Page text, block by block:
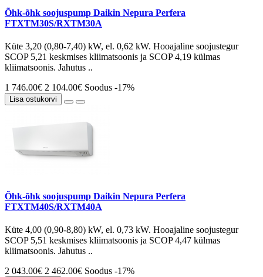
Õhk-õhk soojuspump Daikin Nepura Perfera
FTXTM30S/RXTM30A
Küte 3,20 (0,80-7,40) kW, el. 0,62 kW. Hooajaline soojustegur
SCOP 5,21 keskmises kliimatsoonis ja SCOP 4,19 külmas
kliimatsoonis. Jahutus ..
1 746.00€ 2 104.00€ Soodus -17%
Lisa ostukorvi
Õhk-õhk soojuspump Daikin Nepura Perfera
FTXTM40S/RXTM40A
Küte 4,00 (0,90-8,80) kW, el. 0,73 kW. Hooajaline soojustegur
SCOP 5,51 keskmises kliimatsoonis ja SCOP 4,47 külmas
kliimatsoonis. Jahutus ..
2 043.00€ 2 462.00€ Soodus -17%